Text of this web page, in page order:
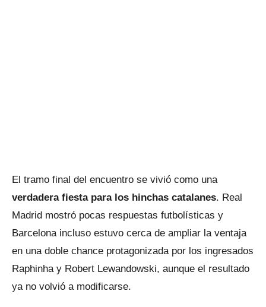
El tramo final del encuentro se vivió como una
verdadera fiesta para los hinchas catalanes. Real
Madrid mostró pocas respuestas futbolísticas y
Barcelona incluso estuvo cerca de ampliar la ventaja
en una doble chance protagonizada por los ingresados
Raphinha y Robert Lewandowski, aunque el resultado
ya no volvió a modificarse.